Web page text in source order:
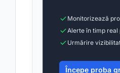
Monitorizează
Alerte în timp real
Urmărire
Începe proba